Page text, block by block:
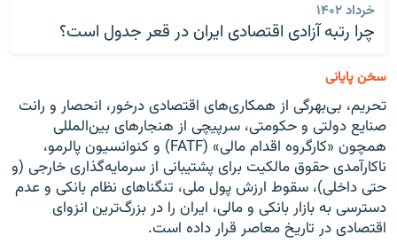
خرداد ۱۴۰۲
چرا رتبه آزادی اقتصادی ایران در قعر جدول است؟
سخن پایانی
تحریم‌، بی‌بهرگی از همکاری‌های اقتصادی درخور، انحصار و رانت
صنایع دولتی و حکومتی، سرپیچی از هنجارهای بین‌المللی
همچون «کارگروه اقدام مالی» (FATF) و کنوانسیون پالرمو،
ناکارآمدی حقوق مالکیت برای پشتیبانی از سرمایه‌گذاری خارجی (و
حتی داخلی)، سقوط ارزش پول ملی، تنگناهای نظام بانکی و عدم
دسترسی به بازار بانکی و مالی، ایران را در بزرگ‌ترین انزوای
اقتصادی در تاریخ معاصر قرار داده است.